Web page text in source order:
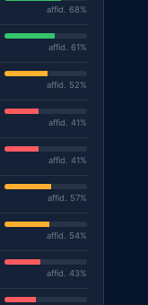
affid. 68%
affid. 61%
affid. 52%
affid. 41%
affid. 41%
affid. 57%
affid. 54%
affid. 43%